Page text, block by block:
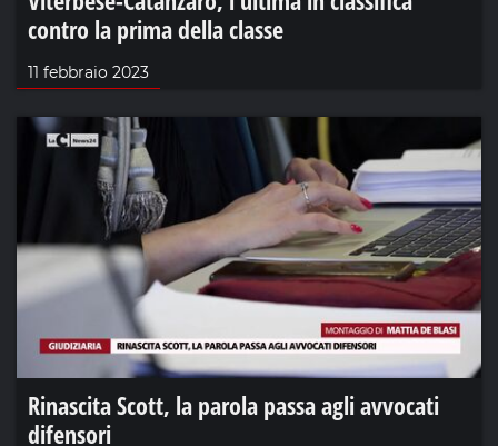
contro la prima della classe
11 febbraio 2023
Rinascita Scott, la parola passa agli avvocati
difensori